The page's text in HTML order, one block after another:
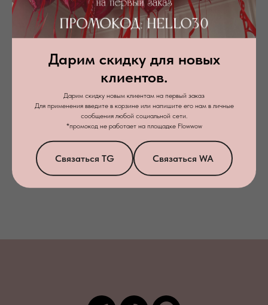
Дарим скидку для новых
клиентов.
Дарим скидку новым клиентам на первый заказ
Для применения введите в корзине или напишите его нам в личные
сообщения любой социальной сети.
*промокод не работает на площадке Flowwow
Связаться TG Связаться WA
согласие на обработку персональных данныхв соответствии с
Заказать звонок